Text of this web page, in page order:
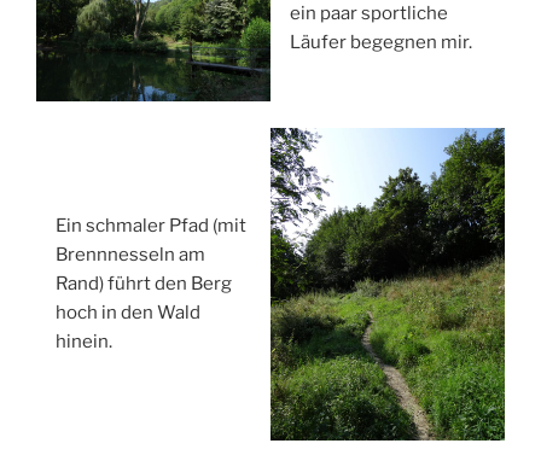
ein paar sportliche
Läufer begegnen mir.
Ein schmaler Pfad (mit
Brennnesseln am
Rand) führt den Berg
hoch in den Wald
hinein.